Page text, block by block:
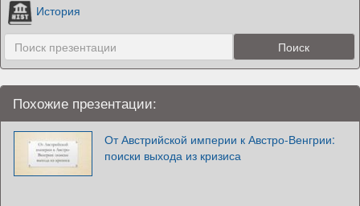
История
Похожие презентации:
От Австрийской империи к Австро-Венгрии:
поиски выхода из кризиса